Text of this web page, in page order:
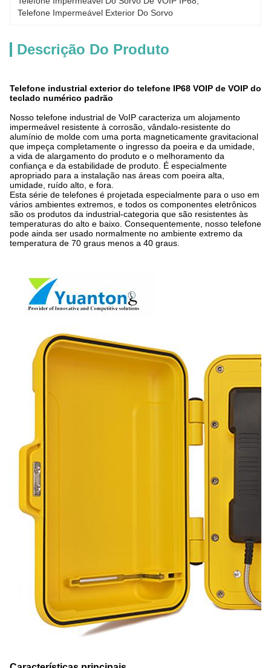
Telefone Impermeável Exterior Do Sorvo
Descrição Do Produto
Telefone industrial exterior do telefone IP68 VOIP de VOIP do
teclado numérico padrão
Nosso telefone industrial de VoIP caracteriza um alojamento
impermeável resistente à corrosão, vândalo-resistente do
alumínio de molde com uma porta magneticamente gravitacional
que impeça completamente o ingresso da poeira e da umidade,
a vida de alargamento do produto e o melhoramento da
confiança e da estabilidade de produto. É especialmente
apropriado para a instalação nas áreas com poeira alta,
umidade, ruído alto, e fora.
Esta série de telefones é projetada especialmente para o uso em
vários ambientes extremos, e todos os componentes eletrônicos
são os produtos da industrial-categoria que são resistentes às
temperaturas do alto e baixo. Consequentemente, nosso telefone
pode ainda ser usado normalmente no ambiente extremo da
temperatura de 70 graus menos a 40 graus.